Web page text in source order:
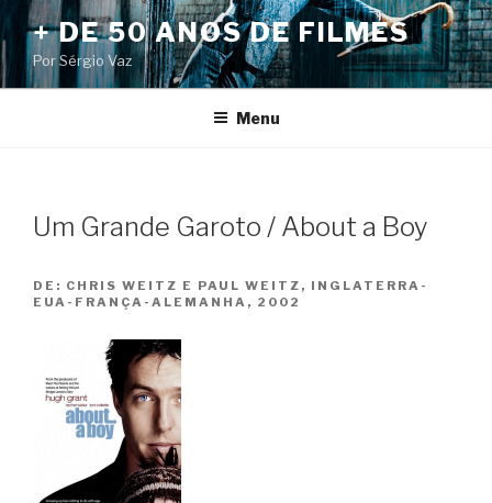
Pular
para
o
conteúdo
+ DE 50 ANOS DE FILMES
Por Sérgio Vaz
Menu
Um Grande Garoto / About a Boy
DE: CHRIS WEITZ E PAUL WEITZ, INGLATERRA-
EUA-FRANÇA-ALEMANHA, 2002